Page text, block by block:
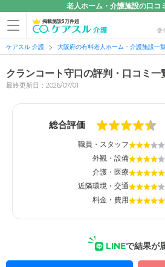
老人ホーム・介護施設の口コ
掲載施設5万件超
受
ケアスル 介護 大阪府の有料老人ホーム・介護施設一
クランコート守口の評判・口コミ一
最終更新日：2026/07/01
総合評価
職員・スタッフ
外観・設備
介護・医療
近隣環境・交通
料金・費用
LINEで結果が